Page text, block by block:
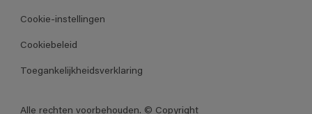
Cookie-instellingen
Cookiebeleid
Toegankelijkheidsverklaring
Alle rechten voorbehouden. © Copyright